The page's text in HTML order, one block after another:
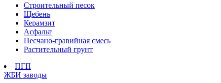
Строительный песок
Щебень
Керамзит
Асфальт
Песчано-гравийная смесь
Растительный грунт
ПГП
ЖБИ заводы